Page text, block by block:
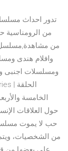
من الرومناسية
وافلام هندى
ومسلسلات اجنبى
الخامسة
حول العلاقات
حب لا يموت
من الشخصيات،